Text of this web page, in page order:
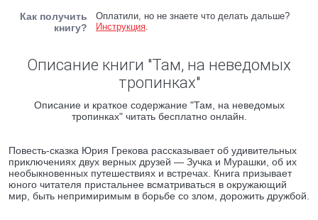
Как получить
книгу?
Оплатили, но не знаете что делать дальше?
Инструкция.
Описание книги "Там, на неведомых
тропинках"
Описание и краткое содержание "Там, на неведомых
тропинках" читать бесплатно онлайн.
Повесть-сказка Юрия Грекова рассказывает об удивительных
приключениях двух верных друзей — Зучка и Мурашки, об их
необыкновенных путешествиях и встречах. Книга призывает
юного читателя пристальнее всматриваться в окружающий
мир, быть непримиримым в борьбе со злом, дорожить дружбой.